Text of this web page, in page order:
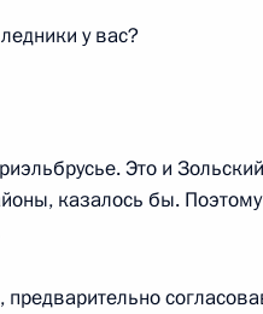
российско-кипрских
Кремль
у вас?
Это и
казалось бы.